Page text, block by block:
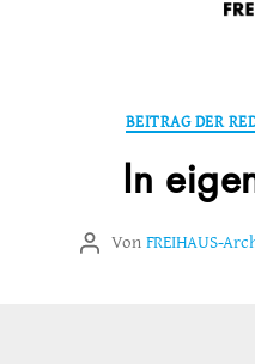
BEITRAG DER
In
Beitragsautor
Von FREIHAUS-